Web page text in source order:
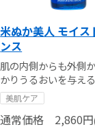
米ぬか美人 モイス
ンス
肌の内側からも外側
かりうるおいを与える
美肌ケア
通常価格 2,860円